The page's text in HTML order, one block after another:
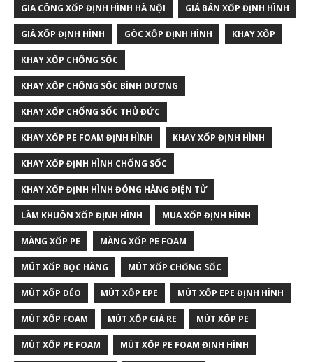
GIA CÔNG XỐP ĐỊNH HÌNH HÀ NỘI GIÁ BÁN XỐP ĐỊNH HÌNH
GIÁ XỐP ĐỊNH HÌNH GÓC XỐP ĐỊNH HÌNH KHAY XỐP
KHAY XỐP CHỐNG SỐC
KHAY XỐP CHỐNG SỐC BÌNH DƯƠNG
KHAY XỐP CHỐNG SỐC THỦ ĐỨC
KHAY XỐP PE FOAM ĐỊNH HÌNH KHAY XỐP ĐỊNH HÌNH
KHAY XỐP ĐỊNH HÌNH CHỐNG SỐC
KHAY XỐP ĐỊNH HÌNH ĐÓNG HÀNG ĐIỆN TỬ
LÀM KHUÔN XỐP ĐỊNH HÌNH MUA XỐP ĐỊNH HÌNH
MÀNG XỐP PE MÀNG XỐP PE FOAM
MÚT XỐP BỌC HÀNG MÚT XỐP CHỐNG SỐC
MÚT XỐP DẺO MÚT XỐP EPE MÚT XỐP EPE ĐỊNH HÌNH
MÚT XỐP FOAM MÚT XỐP GIÁ RE MÚT XỐP PE
MÚT XỐP PE FOAM MÚT XỐP PE FOAM ĐỊNH HÌNH